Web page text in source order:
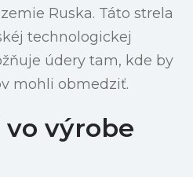
Ruska. Táto strela
technologickej
údery tam, kde by
mohli obmedziť.
vo výrobe